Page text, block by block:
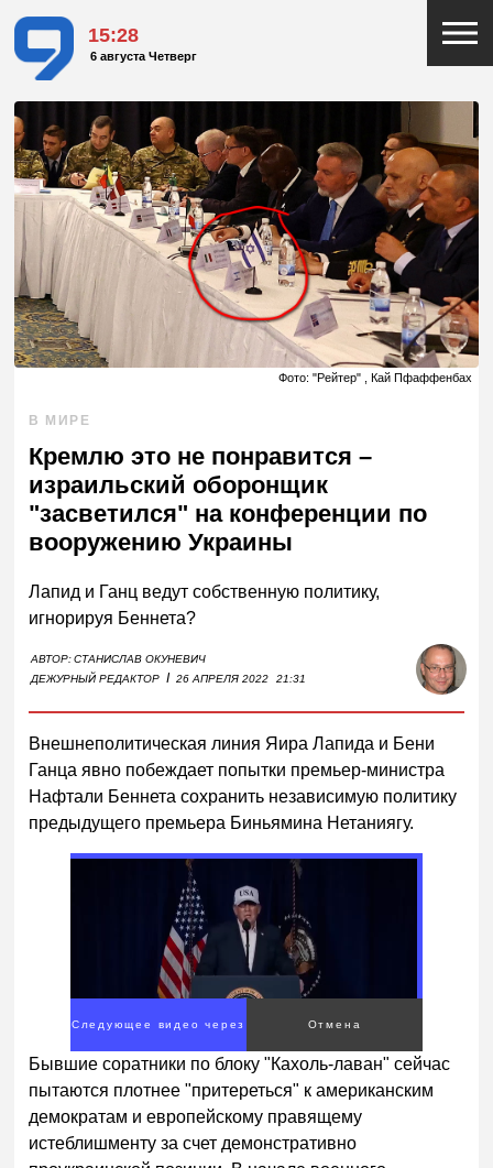
15:28
6 августа Четверг
Фото: "Рейтер" , Кай Пфаффенбах
В МИРЕ
Кремлю это не понравится –
израильский оборонщик
"засветился" на конференции по
вооружению Украины
Лапид и Ганц ведут собственную политику,
игнорируя Беннета?
АВТОР:СТАНИСЛАВ ОКУНЕВИЧ
ДЕЖУРНЫЙ РЕДАКТОР I 26 АПРЕЛЯ 2022 21:31
Внешнеполитическая линия Яира Лапида и Бени
Ганца явно побеждает попытки премьер-министра
Нафтали Беннета сохранить независимую политику
предыдущего премьера Биньямина Нетаниягу.
Следующее видео через
2
Отмена
Бывшие соратники по блоку "Кахоль-лаван" сейчас
пытаются плотнее "притереться" к американским
демократам и европейскому правящему
истеблишменту за счет демонстративно